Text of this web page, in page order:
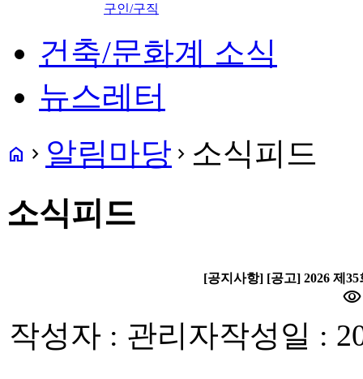
구인/구직
건축/문화계 소식
뉴스레터
home navigate_next 알림마당 navigate_next 소식피드
소식피드
[공지사항] [공고] 2026 제
visibility
작성자 : 관리자작성일 :